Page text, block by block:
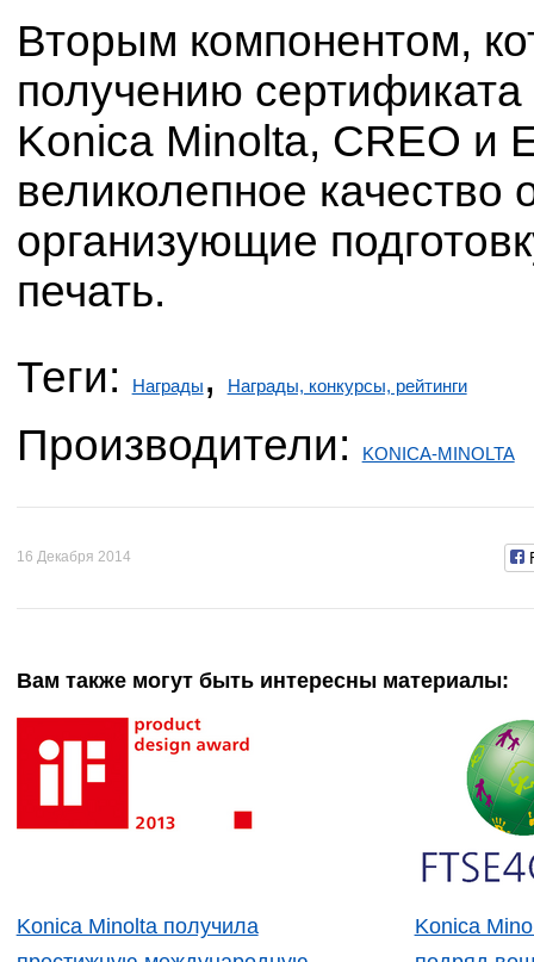
Вторым компонентом,
получению
Konica Minolta, CREO и
великолепное качество
организующие
печать.
Теги:
Награды , Награды, конкурсы, рейтинги
Производители: KONICA-MINOLTA
16 Декабря 2014
Вам также могут быть интересны материалы:
Konica Minolta получила
Konica